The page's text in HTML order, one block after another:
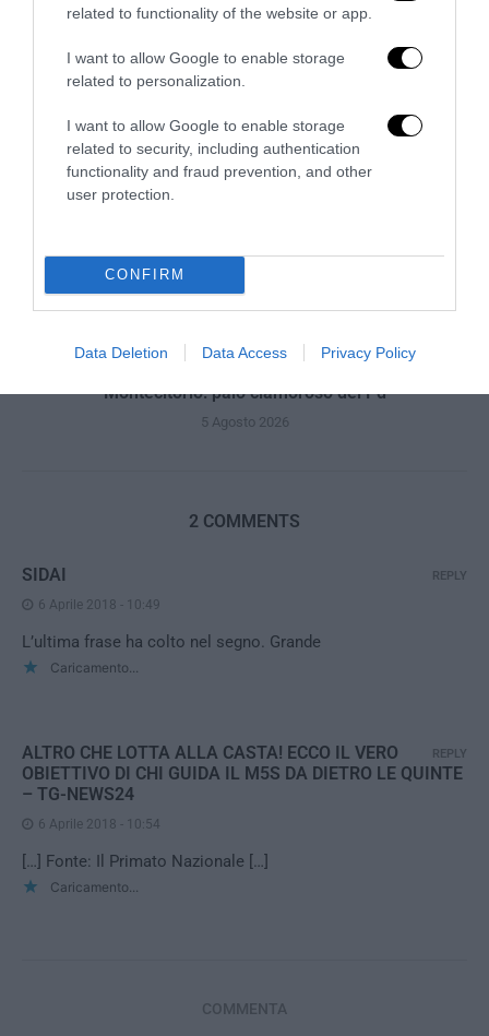
related to functionality of the website or app.
I want to allow Google to enable storage
related to personalization.
I want to allow Google to enable storage
related to security, including authentication
functionality and fraud prevention, and other
user protection.
CONFIRM
Data Deletion Data Access Privacy Policy
6 Agosto 2026
La Camera boccia il patentino antifascista per parlare a
Montecitorio: palo clamoroso del Pd
5 Agosto 2026
2 COMMENTS
SIDAI
6 Aprile 2018 - 10:49
L’ultima frase ha colto nel segno. Grande
Caricamento...
REPLY
ALTRO CHE LOTTA ALLA CASTA! ECCO IL VERO
OBIETTIVO DI CHI GUIDA IL M5S DA DIETRO LE QUINTE
– TG-NEWS24
6 Aprile 2018 - 10:54
[…] Fonte: Il Primato Nazionale […]
Caricamento...
REPLY
COMMENTA